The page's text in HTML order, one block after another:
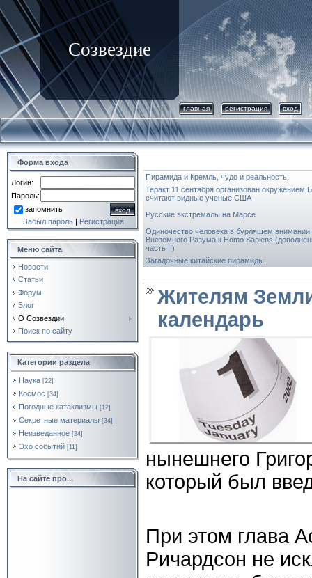
Созвездие
главная регистрация вход
Форма входа
Логин:
Пароль:
запомнить
Забыл пароль| Регистрация
Меню сайта
Новости
Статьи
Форум
Блог
О Созвездии
Поиск по сайту
Категории раздела
Наука [22]
Космос [34]
Погодные катаклизмы [12]
Секретные материалы [34]
Неизведанное [34]
Эхо событий [11]
На сайте про...
Пирамида и Кремль, чудо и реальность.
Теракт 11 сентября организован окружением
считают видные ученые США
Русские экстремалы на Марсе
Одиночество человека в бурлящем внимании
Внеземного Разума к Homo
часть II)
Загадочные китайские пирамиды
Жителям
календарь
нынешнего
который был
При этом глава
Ричардсон не